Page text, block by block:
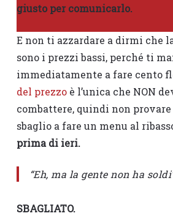
giusto per comunicarlo.
E non ti azzardare a dirmi che
sono i prezzi bassi, perché ti
immediatamente a fare cento
del prezzoè l’unica che NON
combattere, quindi non
sbaglio a fare un menu al
prima di ieri.
“Eh, ma la gente non ha
SBAGLIATO.